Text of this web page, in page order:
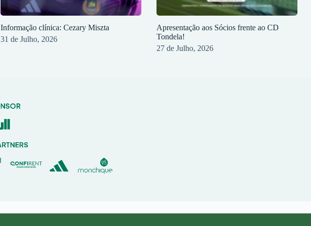
Informação clínica: Cezary Miszta
31 de Julho, 2026
Apresentação aos Sócios frente ao CD
Tondela!
27 de Julho, 2026